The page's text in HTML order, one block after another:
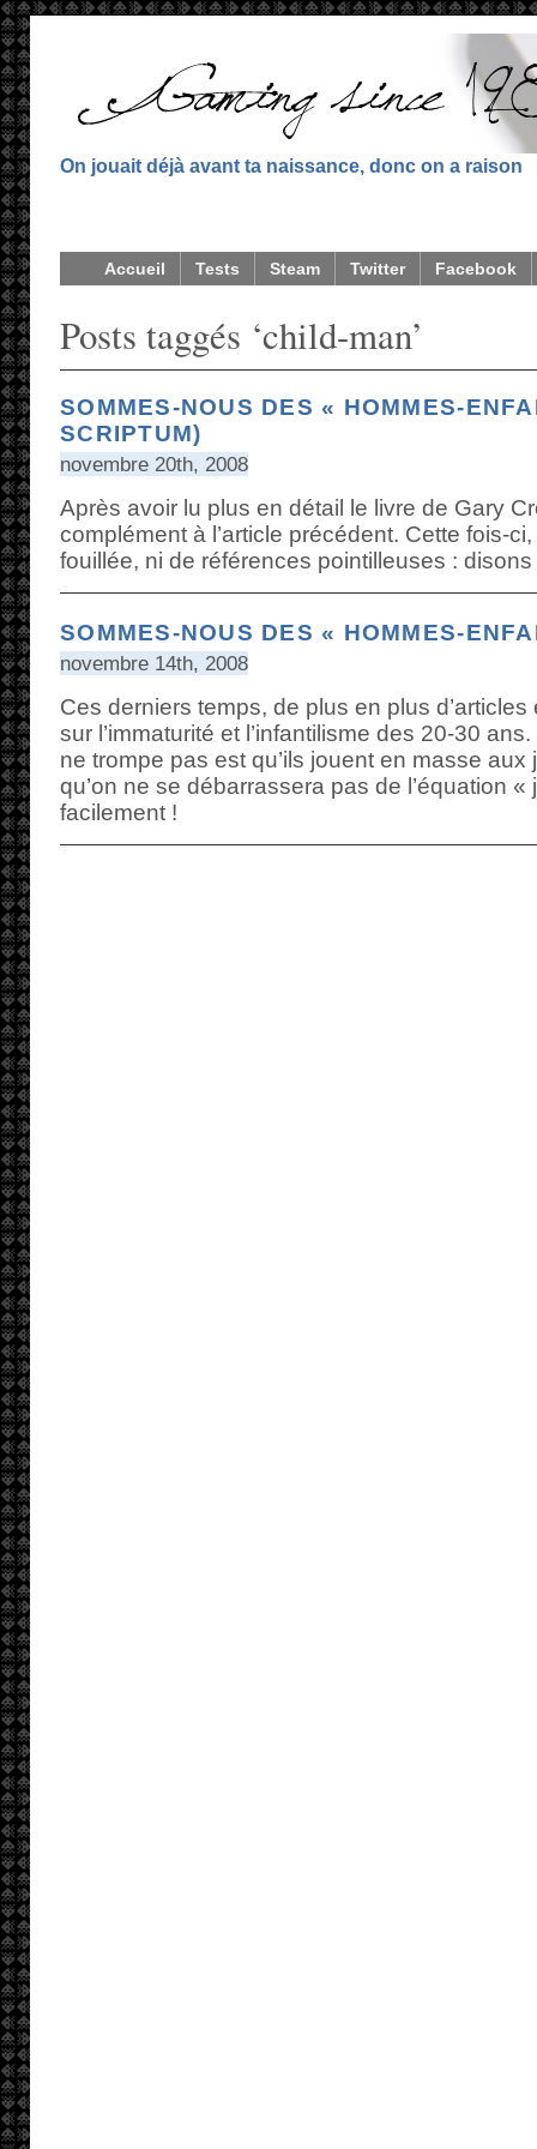
On jouait déjà avant ta naissance, donc on a raison
Accueil Tests Steam Twitter Facebook
Posts taggés ‘child-man’
SOMMES-NOUS DES « HOMMES-
SCRIPTUM)
novembre 20th, 2008
Après avoir lu plus en détail le livre de Gary
complément à l’article précédent. Cette fois-
fouillée, ni de références pointilleuses : disons
SOMMES-NOUS DES « HOMMES-
novembre 14th, 2008
Ces derniers temps, de plus en plus
sur l’immaturité et l’infantilisme des 20-30
ne trompe pas est qu’ils jouent en masse aux
qu’on ne se débarrassera pas de l’équation
facilement !